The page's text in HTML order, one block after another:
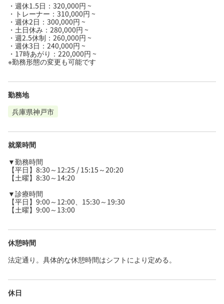
・週休1.5日：320,000円 ~
・トレーナー：310,000円 ~
・週休2日：300,000円 ~
・土日休み：280,000円 ~
・週2.5休制：260,000円 ~
・週休3日：240,000円 ~
・17時あがり：220,000円 ~
※勤務形態の変更も可能です
勤務地
兵庫県神戸市
就業時間
▼勤務時間
【平日】8:30～12:25 / 15:15～20:20
【土曜】8:30～14:20
▼診療時間
【平日】9:00～12:00、15:30～19:30
【土曜】9:00～13:00
休憩時間
法定通り。具体的な休憩時間はシフトにより定める。
休日